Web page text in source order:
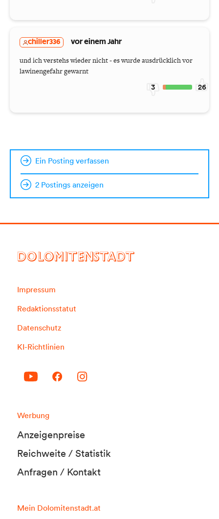
chiller336 vor einem Jahr
und ich verstehs wieder nicht - es wurde ausdrücklich vor
lawinengefahr gewarnt
3 26
Ein Posting verfassen
2 Postings anzeigen
DOLOMITENSTADT
Impressum
Redaktionsstatut
Datenschutz
KI-Richtlinien
Werbung
Anzeigenpreise
Reichweite / Statistik
Anfragen / Kontakt
Mein Dolomitenstadt.at